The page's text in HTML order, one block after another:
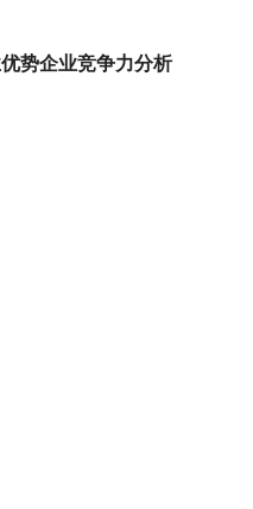
势企业竞争力分析